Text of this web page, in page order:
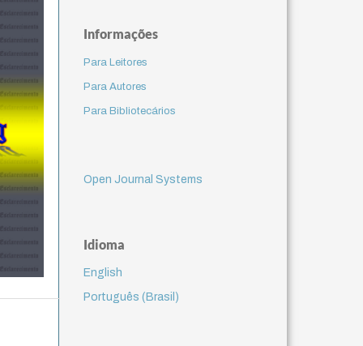
Informações
Para Leitores
Para Autores
Para Bibliotecários
Open Journal Systems
Idioma
English
Português (Brasil)